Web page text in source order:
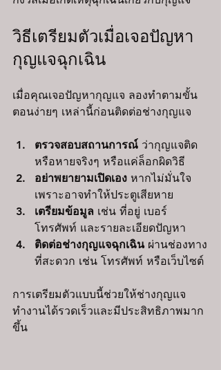
วิธีเตรียมตัวเมื่อเจอปัญหา
กุญแจฉุกเฉิน
เมื่อคุณเจอปัญหากุญแจ ลองทำตามขั้น
ตอนง่ายๆ เหล่านี้ก่อนติดต่อช่างกุญแจ
ตรวจสอบสถานการณ์ ว่ากุญแจติด
หรือหายจริงๆ หรือแค่ล็อกผิดวิธี
อย่าพยายามเปิดเอง หากไม่มั่นใจ
เพราะอาจทำให้ประตูเสียหาย
เตรียมข้อมูล เช่น ที่อยู่ เบอร์
โทรศัพท์ และรายละเอียดปัญหา
ติดต่อช่างกุญแจฉุกเฉิน ผ่านช่องทาง
ที่สะดวก เช่น โทรศัพท์ หรือเว็บไซต์
การเตรียมตัวแบบนี้ช่วยให้ช่างกุญแจ
ทำงานได้รวดเร็วและมีประสิทธิภาพมาก
ขึ้น